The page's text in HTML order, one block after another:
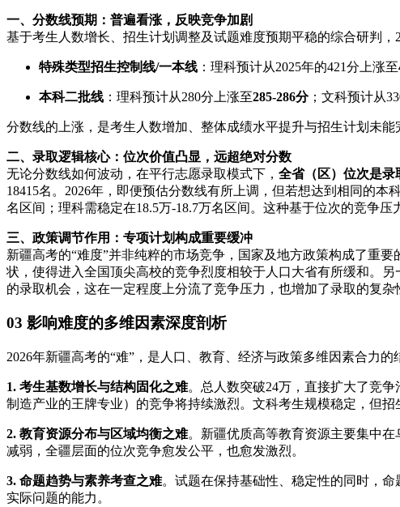
一、分数线预期：普遍看涨，反映竞争加剧
基于考生人数增长、招生计划调整及试题难度预期平稳的综合研判
特殊类型招生控制线/一本线 ：理科预计从2025年的421分上涨至
本科二批线 ：理科预计从280分上涨至285-286分；文科预计从
分数线的上涨，是考生人数增加、整体成绩水平提升与招生计划未
二、录取逻辑核心：位次价值凸显，远超绝对分数
无论分数线如何波动，在平行志愿录取模式下， 全省（区）位次是录
18415名。2026年，即便预估分数线有所上调，但若想达到相同的本
名区间；理科需稳定在18.5万-18.7万名区间。这种基于位次的竞争压
三、政策调节作用：专项计划构成重要缓冲
新疆高考的“难度”并非纯粹的市场竞争，国家及地方政策构成了重
状，使得进入全国顶尖高校的竞争烈度相较于人口大省有所缓和。另
的录取机会，这在一定程度上分流了竞争压力，也增加了录取的复杂
03 影响难度的多维因素深度剖析
2026年新疆高考的“难”，是人口、教育、经济与政策多维因素合力的
1. 考生基数增长与结构固化之难。总人数突破24万，直接扩大了竞
制造产业的王牌专业）的竞争将持续激烈。文科考生规模稳定，但招
2. 教育资源分布与区域均衡之难。新疆优质高等教育资源主要集中
减弱，全疆层面的位次竞争愈发公平，也愈发激烈。
3. 命题趋势与素养考查之难。试题在保持基础性、稳定性的同时，
实际问题的能力。